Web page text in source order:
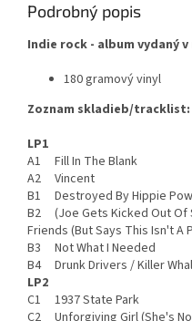
Podrobný popis
Indie rock - album vydaný v
180 gramový vinyl
Zoznam skladieb/tracklist:
LP1
A1 Fill In The Blank
A2 Vincent
B1 Destroyed By Hippie
B2 (Joe Gets Kicked Out Of
Friends (But Says This Isn't
B3 Not What I Needed
B4 Drunk Drivers / Killer
LP2
C1 1937 State Park